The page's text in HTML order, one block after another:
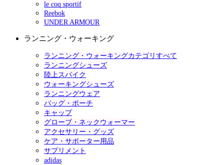
le coq sportif
Reebok
UNDER ARMOUR
ランニング・ウォーキング
ランニング・ウォーキングカテゴリすべて
ランニングシューズ
陸上スパイク
ウォーキングシューズ
ランニングウェア
バッグ・ポーチ
キャップ
グローブ・ネックウォーマー
アクセサリー・グッズ
ケア・サポーター用品
サプリメント
adidas